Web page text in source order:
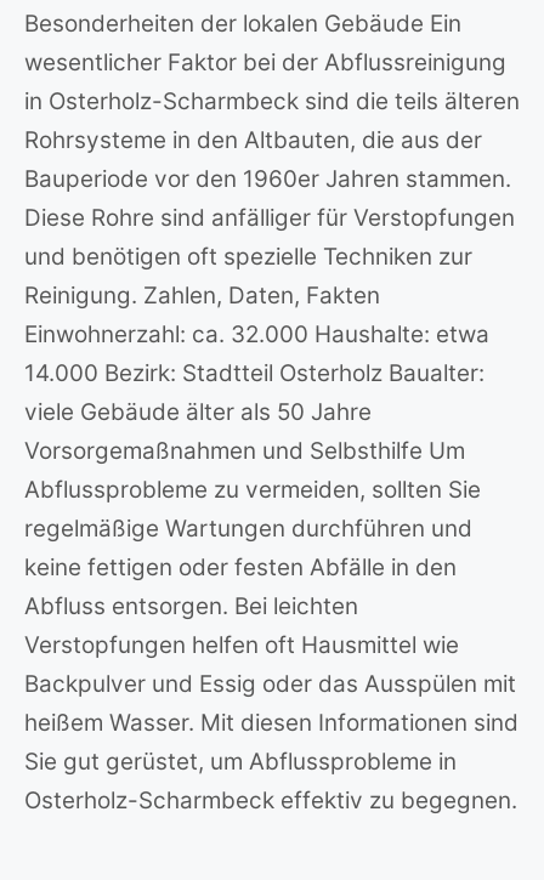
Besonderheiten der lokalen Gebäude Ein
wesentlicher Faktor bei der Abflussreinigung
in Osterholz-Scharmbeck sind die teils älteren
Rohrsysteme in den Altbauten, die aus der
Bauperiode vor den 1960er Jahren stammen.
Diese Rohre sind anfälliger für Verstopfungen
und benötigen oft spezielle Techniken zur
Reinigung. Zahlen, Daten, Fakten
Einwohnerzahl: ca. 32.000 Haushalte: etwa
14.000 Bezirk: Stadtteil Osterholz Baualter:
viele Gebäude älter als 50 Jahre
Vorsorgemaßnahmen und Selbsthilfe Um
Abflussprobleme zu vermeiden, sollten Sie
regelmäßige Wartungen durchführen und
keine fettigen oder festen Abfälle in den
Abfluss entsorgen. Bei leichten
Verstopfungen helfen oft Hausmittel wie
Backpulver und Essig oder das Ausspülen mit
heißem Wasser. Mit diesen Informationen sind
Sie gut gerüstet, um Abflussprobleme in
Osterholz-Scharmbeck effektiv zu begegnen.